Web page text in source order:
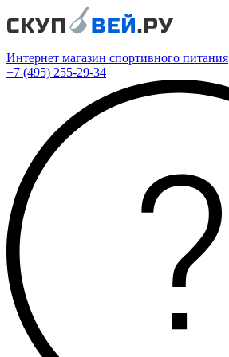
Интернет магазин спортивного питания
+7 (495) 255-29-34